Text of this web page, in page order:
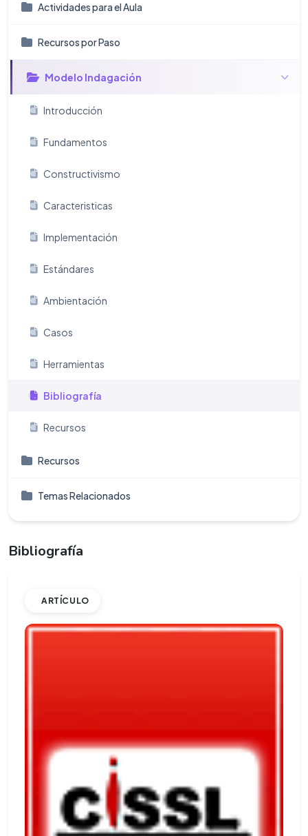
Actividades para el Aula
Recursos por Paso
Modelo Indagación
Introducción
Fundamentos
Constructivismo
Caracteristicas
Implementación
Estándares
Ambientación
Casos
Herramientas
Bibliografía
Recursos
Recursos
Temas Relacionados
Bibliografía
ARTÍCULO